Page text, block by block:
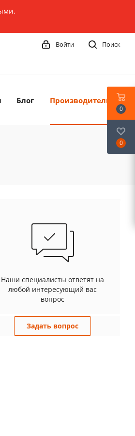
Поиск
Войти
Блог Производители
Наши специалисты ответят на
любой интересующий вас
вопрос
Задать вопрос
0
0